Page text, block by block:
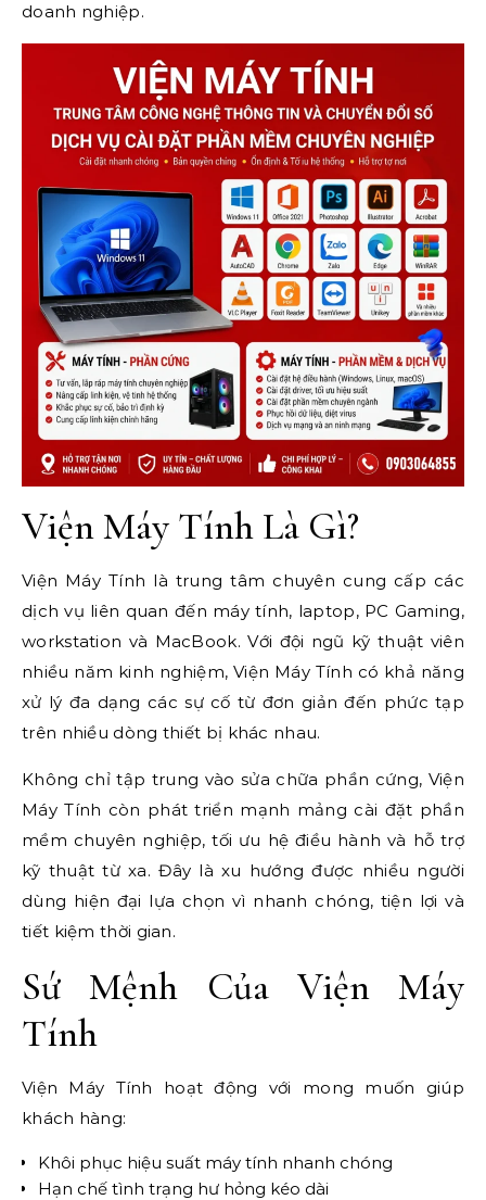
doanh nghiệp.
Viện Máy Tính Là Gì?
Viện Máy Tính là trung tâm chuyên cung cấp các
dịch vụ liên quan đến máy tính, laptop, PC Gaming,
workstation và MacBook. Với đội ngũ kỹ thuật viên
nhiều năm kinh nghiệm, Viện Máy Tính có khả năng
xử lý đa dạng các sự cố từ đơn giản đến phức tạp
trên nhiều dòng thiết bị khác nhau.
Không chỉ tập trung vào sửa chữa phần cứng, Viện
Máy Tính còn phát triển mạnh mảng cài đặt phần
mềm chuyên nghiệp, tối ưu hệ điều hành và hỗ trợ
kỹ thuật từ xa. Đây là xu hướng được nhiều người
dùng hiện đại lựa chọn vì nhanh chóng, tiện lợi và
tiết kiệm thời gian.
Sứ Mệnh Của Viện Máy
Tính
Viện Máy Tính hoạt động với mong muốn giúp
khách hàng:
Khôi phục hiệu suất máy tính nhanh chóng
Hạn chế tình trạng hư hỏng kéo dài